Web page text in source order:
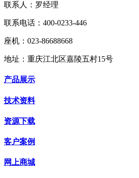
联系人：罗经理
联系电话：400-0233-446
座机：023-86688668
地址：重庆江北区嘉陵五村15号
产品展示
技术资料
资源下载
客户案例
网上商城